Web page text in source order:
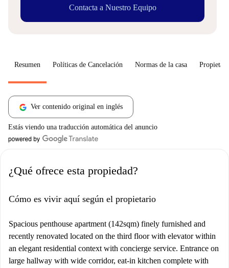
Contacta a Nuestro Equipo
Resumen Políticas de Cancelación Normas de la casa
Ver contenido original en inglés
Estás viendo una traducción automática del anuncio
¿Qué ofrece esta propiedad?
Cómo es vivir aquí según el propietario
Spacious penthouse apartment (142sqm) finely furnished and
recently renovated located on the third floor with elevator within
an elegant residential context with concierge service. Entrance on
large hallway with wide corridor, eat-in kitchen complete with